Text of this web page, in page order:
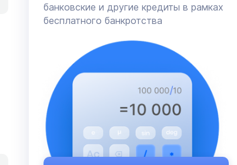
банковские и другие кредиты в рамках
бесплатного банкротства